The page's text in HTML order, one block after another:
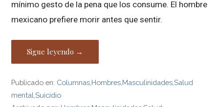
mínimo gesto de la pena que los consume. El hombre
mexicano prefiere morir antes que sentir.
Sigue leyendo →
Publicado en: Columnas Hombres Masculinidades,Salud
mental ,Suicidio